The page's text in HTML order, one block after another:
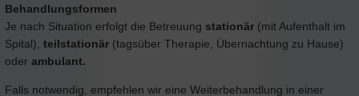
Behandlungsformen
Je nach Situation erfolgt die Betreuung stationär (mit Aufenthalt im
Spital), teilstationär (tagsüber Therapie, Übernachtung zu Hause)
oder ambulant.
Falls notwendig, empfehlen wir eine Weiterbehandlung in einer